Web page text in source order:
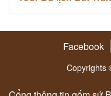
Facebook
Copyrights